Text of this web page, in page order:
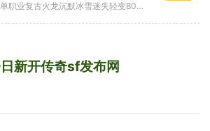
单职业复古火龙沉默冰雪迷失轻变8085
新开传奇sf发布网